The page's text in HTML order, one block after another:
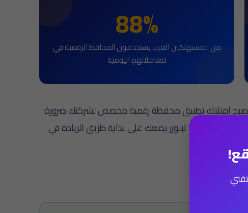
88%
من المستهلكين العرب يستخدمون المحافظ الرقمية في
معاملاتهم اليومية
امتلاك تطبيق محفظة رقمية مخصص لشركتك ضرورة
مميزة مثل ذا تيلوزر يضعك على بداية طريق الريادة في